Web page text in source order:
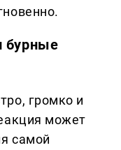
бурные
громко и
может
самой